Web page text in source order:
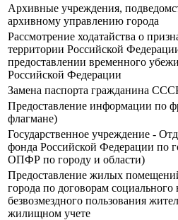
Архивные учреждения,
архивному управлению города
Рассмотрение ходатайства о
территории Российской
предоставлении временного
Российской Федерации
Замена паспорта гражданина
Предоставление информации по
флагмане)
Государственное учреждение -
фонда Российской Федерации по
ОПФР по городу и области)
Предоставление жилых
города по договорам
безвозмездного пользования
жилищном учете